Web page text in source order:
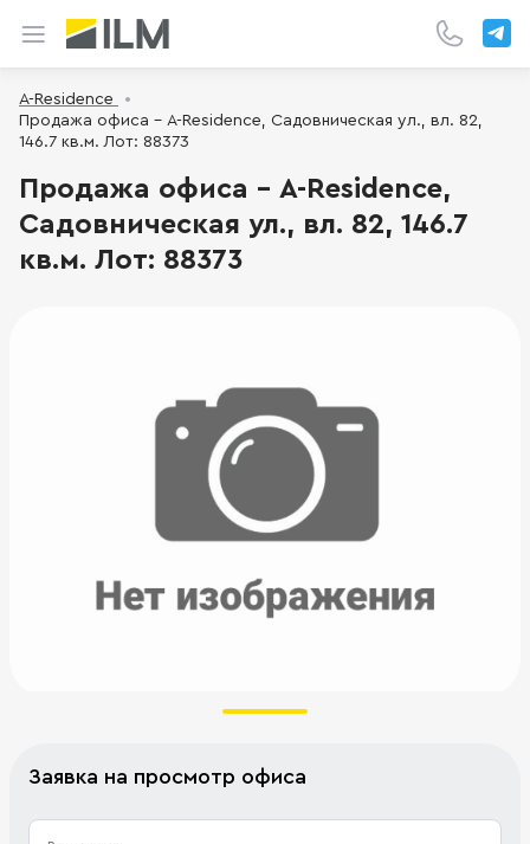
A-Residence
Продажа офиса - A-Residence, Садовническая ул., вл. 82,
146.7 кв.м. Лот: 88373
Продажа офиса - A-Residence,
Садовническая ул., вл. 82, 146.7
кв.м. Лот: 88373
Заявка на просмотр офиса